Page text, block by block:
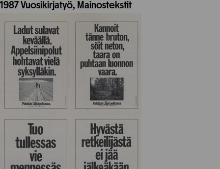
1987Vuosikirjatyö, Mainostekstit